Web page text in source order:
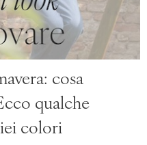
cosa
qualche
colori